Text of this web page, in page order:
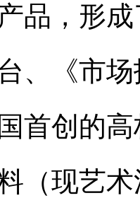
品，形
、《市
首创的
（现艺